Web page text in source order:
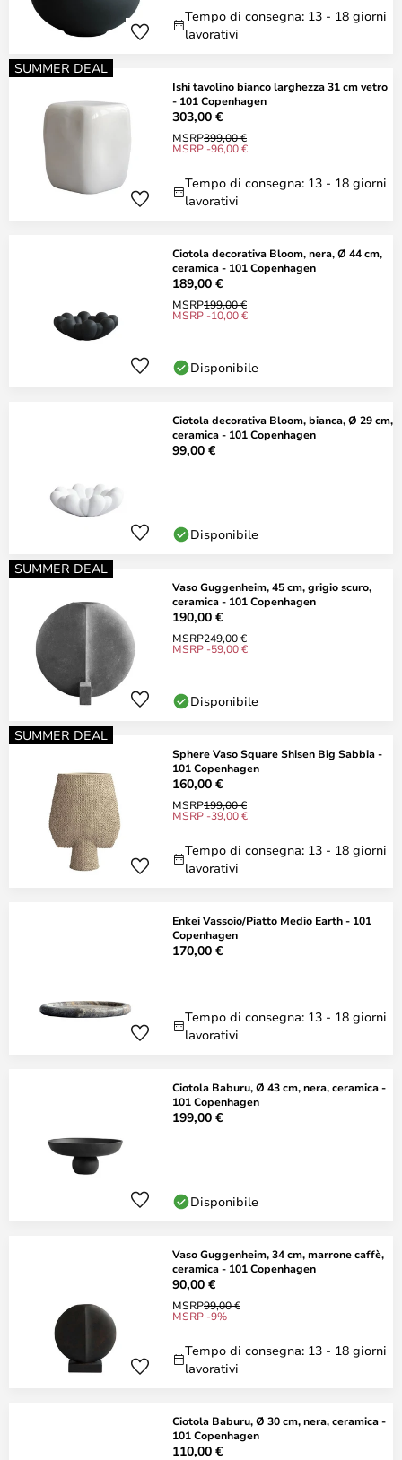
Tempo di consegna: 13 - 18 giorni
lavorativi
SUMMER DEAL
Ishi tavolino bianco larghezza 31 cm vetro
- 101 Copenhagen
303,00 €
MSRP399,00 €
MSRP -96,00 €
Tempo di consegna: 13 - 18 giorni
lavorativi
Ciotola decorativa Bloom, nera, Ø 44 cm,
ceramica - 101 Copenhagen
189,00 €
MSRP199,00 €
MSRP -10,00 €
Disponibile
Ciotola decorativa Bloom, bianca, Ø 29 cm,
ceramica - 101 Copenhagen
99,00 €
Disponibile
SUMMER DEAL
Vaso Guggenheim, 45 cm, grigio scuro,
ceramica - 101 Copenhagen
190,00 €
MSRP249,00 €
MSRP -59,00 €
Disponibile
SUMMER DEAL
Sphere Vaso Square Shisen Big Sabbia -
101 Copenhagen
160,00 €
MSRP199,00 €
MSRP -39,00 €
Tempo di consegna: 13 - 18 giorni
lavorativi
Enkei Vassoio/Piatto Medio Earth - 101
Copenhagen
170,00 €
Tempo di consegna: 13 - 18 giorni
lavorativi
Ciotola Baburu, Ø 43 cm, nera, ceramica -
101 Copenhagen
199,00 €
Disponibile
Vaso Guggenheim, 34 cm, marrone caffè,
ceramica - 101 Copenhagen
90,00 €
MSRP99,00 €
MSRP -9%
Tempo di consegna: 13 - 18 giorni
lavorativi
Ciotola Baburu, Ø 30 cm, nera, ceramica -
101 Copenhagen
110,00 €